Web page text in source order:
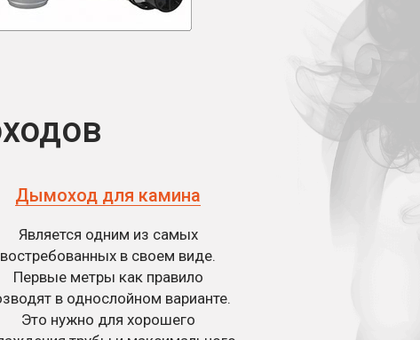
Дымоход для камина
Является одним из самых
востребованных в своем виде.
Первые метры как правило
в однослойном варианте.
Это нужно для хорошего